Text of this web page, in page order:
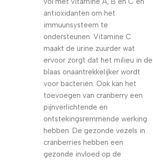
antioxidanten om het
immuunsysteem te
ondersteunen. Vitamine C
maakt de urine zuurder wat
ervoor zorgt dat het milieu in de
blaas onaantrekkelijker wordt
voor bacteriën. Ook kan het
toevoegen van cranberry een
pijnverlichtende en
ontstekingsremmende werking
hebben. De gezonde vezels in
cranberries hebben een
gezonde invloed op de